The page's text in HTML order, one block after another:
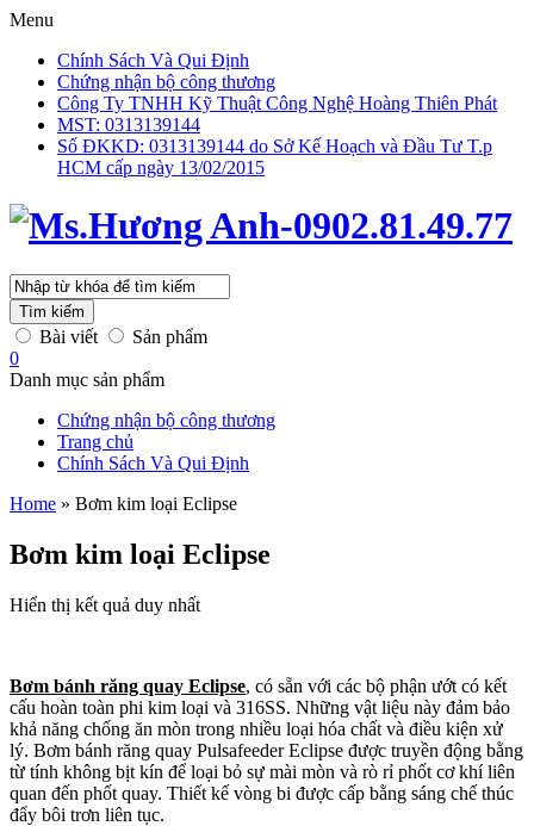
Menu
Chính Sách Và Qui Định
Chứng nhận bộ công thương
Công Ty TNHH Kỹ Thuật Công Nghệ Hoàng Thiên Phát
MST: 0313139144
Số ĐKKD: 0313139144 do Sở Kế Hoạch và Đầu Tư T.p
HCM cấp ngày 13/02/2015
Tìm kiếm
Bài viết
Sản phẩm
0
Danh mục sản phẩm
Chứng nhận bộ công thương
Trang chủ
Chính Sách Và Qui Định
Home » Bơm kim loại Eclipse
Bơm kim loại Eclipse
Hiển thị kết quả duy nhất
Bơm bánh răng quay Eclipse, có sẵn với các bộ phận ướt có kết
cấu hoàn toàn phi kim loại và 316SS. Những vật liệu này đảm bảo
khả năng chống ăn mòn trong nhiều loại hóa chất và điều kiện xử
lý. Bơm bánh răng quay Pulsafeeder Eclipse được truyền động bằng
từ tính không bịt kín để loại bỏ sự mài mòn và rò rỉ phốt cơ khí liên
quan đến phốt quay. Thiết kế vòng bi được cấp bằng sáng chế thúc
đẩy bôi trơn liên tục.